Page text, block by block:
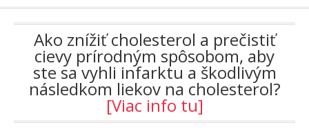
Ako znížiť cholesterol a prečistiť
cievy prírodným spôsobom, aby
ste sa vyhli infarktu a škodlivým
následkom liekov na cholesterol?
[Viac info tu]